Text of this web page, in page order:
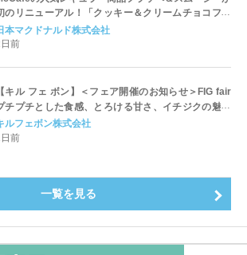
のリニューアル！「クッキー＆クリームチョコフラ
ペ」「マンゴースムージー」8月5日（水）から販売
始
本マクドナルド株式会社
前
【キル フェ ボン】＜フェア開催のお知らせ＞FIG fair
チプチとした食感、とろける甘さ、イチジクの魅力
たっぷりと。新作を含め、イチジク尽くしの全4種が
場8月20日（木）スタート
ルフェボン株式会社
前
一覧を見る